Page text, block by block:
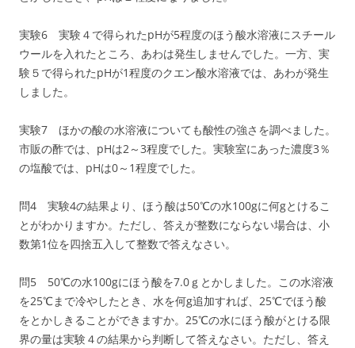
実験6 実験４で得られたpHが5程度のほう酸水溶液にスチール
ウールを入れたところ、あわは発生しませんでした。一方、実
験５で得られたpHが1程度のクエン酸水溶液では、あわが発生
しました。
実験7 ほかの酸の水溶液についても酸性の強さを調べました。
市販の酢では、pHは2～3程度でした。実験室にあった濃度3％
の塩酸では、pHは0～1程度でした。
問4 実験4の結果より、ほう酸は50℃の水100gに何gとけるこ
とがわかりますか。ただし、答えが整数にならない場合は、小
数第1位を四捨五入して整数で答えなさい。
問5 50℃の水100gにほう酸を7.0ｇとかしました。この水溶液
を25℃まで冷やしたとき、水を何g追加すれば、25℃でほう酸
をとかしきることができますか。25℃の水にほう酸がとける限
界の量は実験４の結果から判断して答えなさい。ただし、答え